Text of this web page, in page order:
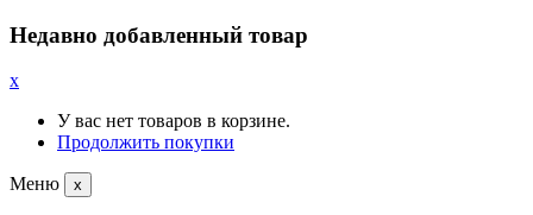
Недавно добавленный товар
x
У вас нет товаров в корзине.
Продолжить покупки
Меню x